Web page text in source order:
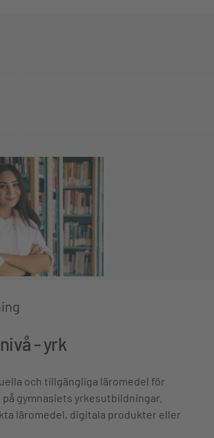
- yrk
och tillgängliga läromedel för
gymnasiets yrkesutbildningar.
läromedel, digitala produkter eller